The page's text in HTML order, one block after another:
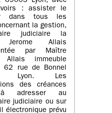
: assister le
dans tous les
la gestion,
judiciaire la
Jerome Allais
par Maître
Allais immeuble
62 rue de Bonnel
Lyon. Les
des créances
adresser au
judiciaire ou sur
électronique prévu